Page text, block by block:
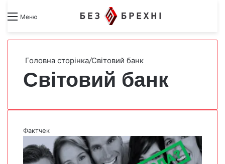
Меню Search forSwitch skin
Головна сторінка/Світовий банк
Світовий банк
Фактчек